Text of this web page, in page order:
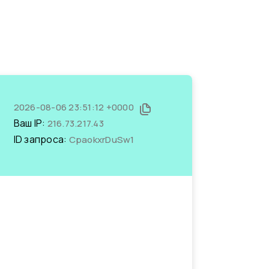
2026-08-06 23:51:12 +0000
Ваш IP: 216.73.217.43
ID запроса: CpaokxrDuSw1